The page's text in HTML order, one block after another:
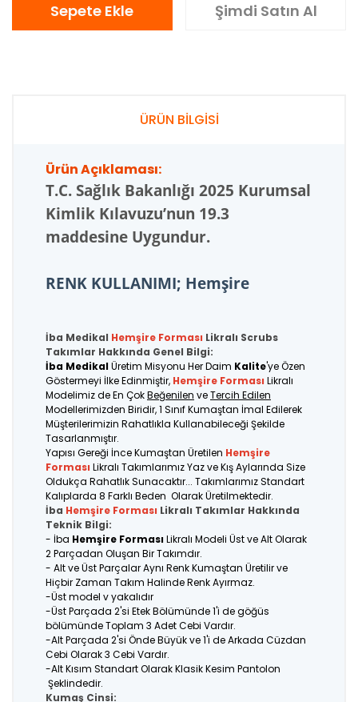
Sepete Ekle Şimdi Satın Al
ÜRÜN BİLGİSİ
Ürün Açıklaması:
T.C. Sağlık Bakanlığı 2025 Kurumsal
Kimlik Kılavuzu’nun 19.3
maddesine Uygundur.
RENK KULLANIMI; Hemşire
İba Medikal Hemşire Forması Likralı Scrubs
Takımlar Hakkında Genel Bilgi:
İba MedikalÜretim Misyonu Her Daim Kalite'ye Özen
Göstermeyi İlke Edinmiştir, Hemşire Forması Likralı
Modelimiz de En ÇokBeğenilen veTercih Edilen
Modellerimizden Biridir, 1 Sınıf Kumaştan İmal Edilerek
Müşterilerimizin Rahatlıkla Kullanabileceği Şekilde
Tasarlanmıştır.
Yapısı Gereği İnce Kumaştan Üretilen Hemşire
Forması Likralı Takımlarımız Yaz ve Kış Aylarında Size
Oldukça Rahatlık Sunacaktır... Takımlarımız Standart
Kalıplarda 8 Farklı Beden Olarak Üretilmektedir.
İba Hemşire Forması Likralı Takımlar Hakkında
Teknik Bilgi:
- İba Hemşire FormasıLikralı Modeli Üst ve Alt Olarak
2 Parçadan Oluşan Bir Takımdır.
- Alt ve Üst Parçalar Aynı Renk Kumaştan Üretilir ve
Hiçbir Zaman Takım Halinde Renk Ayırmaz.
-Üst model v yakalıdır
-Üst Parçada 2'si Etek Bölümünde 1'i de göğüs
bölümünde Toplam 3 Adet Cebi Vardır.
-Alt Parçada 2'si Önde Büyük ve 1'i de Arkada Cüzdan
Cebi Olarak 3 Cebi Vardır.
-Alt Kısım Standart Olarak Klasik Kesim Pantolon
Şeklindedir.
Kumaş Cinsi: